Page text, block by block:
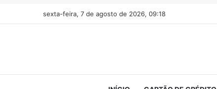
sexta-feira, 7 de agosto de 2026, 09:18